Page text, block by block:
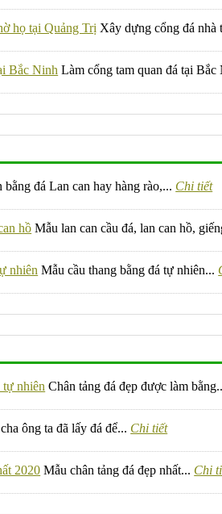
họ tại Quảng Trị Xây dựng cổng đá nhà
Bắc Ninh Làm cổng tam quan đá tại Bắc
bằng đá Lan can hay hàng rào,... Chi tiết
hồ Mẫu lan can cầu đá, lan can hồ,
nhiên Mẫu cầu thang bằng đá tự nhiên...
tự nhiên Chân tảng đá đẹp được làm
ông ta đã lấy đá để... Chi tiết
2020 Mẫu chân tảng đá đẹp nhất... Chi